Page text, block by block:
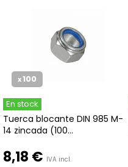
x100
En stock
Tuerca blocante DIN 985 M-
14 zincada (100...
8,18 € IVA incl.